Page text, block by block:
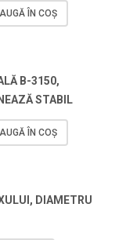
ÎN COȘ
B-3150,
STABIL
ÎN COȘ
DIAMETRU